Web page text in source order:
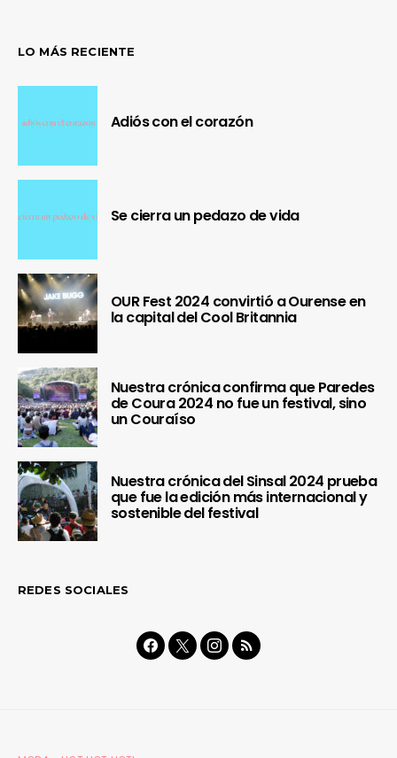
LO MÁS RECIENTE
Adiós con el corazón
Se cierra un pedazo de vida
OUR Fest 2024 convirtió a Ourense en
la capital del Cool Britannia
Nuestra crónica confirma que Paredes
de Coura 2024 no fue un festival, sino
un Couraíso
Nuestra crónica del Sinsal 2024 prueba
que fue la edición más internacional y
sostenible del festival
REDES SOCIALES